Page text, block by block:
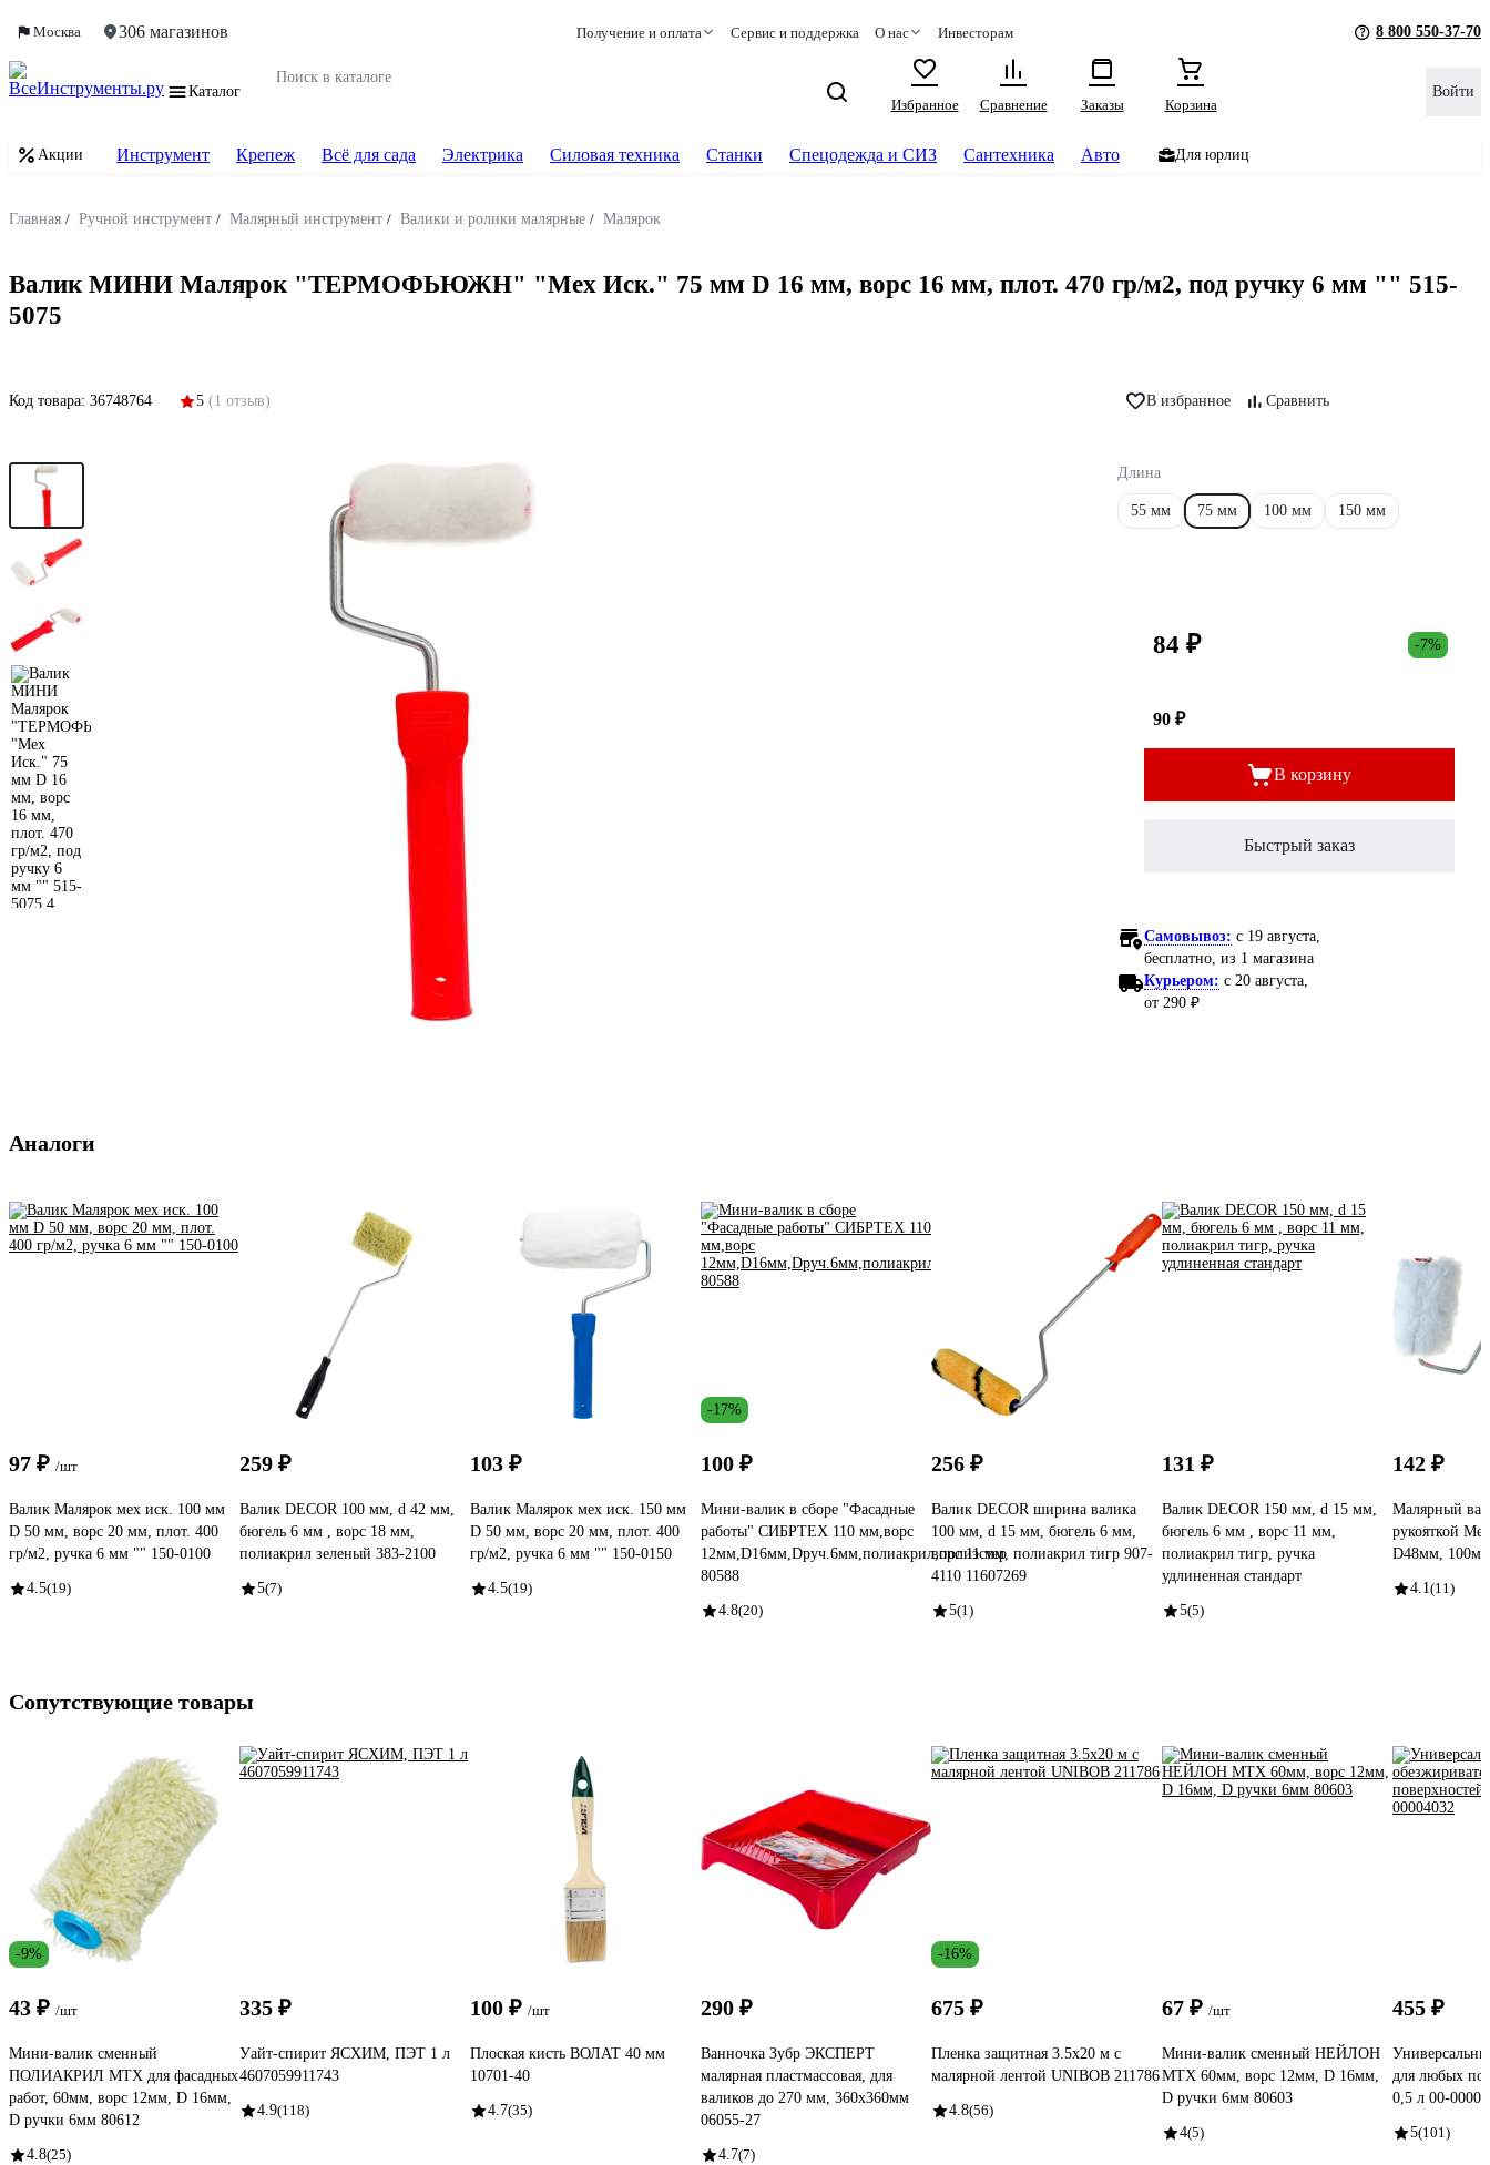
Москва 306 магазинов Получение и оплата Сервис и поддержка О нас Инвесторам 8 800 550-37-70
Каталог
Избранное
Сравнение Заказы Корзина
Войти
Акции Инструмент Крепеж Всё для сада Электрика Силовая техника Станки Спецодежда и СИЗ Сантехника Авто Для юрлиц
Главная / Ручной инструмент / Малярный инструмент / Валики и ролики малярные / Малярок
Валик МИНИ Малярок "ТЕРМОФЬЮЖН" "Мех Иск." 75 мм D 16 мм, ворс 16 мм, плот. 470 гр/м2, под ручку 6 мм "" 515-
5075
Код товара: 36748764 5 (1 отзыв) В избранное Сравнить
Длина
55 мм 75 мм 100 мм 150 мм
84 ₽ -7%
90 ₽
В корзину
Быстрый заказ
Самовывоз: c 19 августа,
бесплатно , из 1 магазина
Курьером: c 20 августа,
от 290 ₽
Аналоги
97 ₽ /шт
Валик Малярок мех иск. 100 мм
D 50 мм, ворс 20 мм, плот. 400
гр/м2, ручка 6 мм "" 150-0100
4.5(19)
259 ₽
Валик DECOR 100 мм, d 42 мм,
бюгель 6 мм , ворс 18 мм,
полиакрил зеленый 383-2100
5(7)
103 ₽
Валик Малярок мех иск. 150 мм
D 50 мм, ворс 20 мм, плот. 400
гр/м2, ручка 6 мм "" 150-0150
4.5(19)
-17%
100 ₽
Мини-валик в сборе "Фасадные
работы" СИБРТЕХ 110 мм,ворс
12мм,D16мм,Dруч.6мм,полиакрил,полиэстер
80588
4.8(20)
256 ₽
Валик DECOR ширина валика
100 мм, d 15 мм, бюгель 6 мм,
ворс 11 мм, полиакрил тигр 907-
4110 11607269
5(1)
131 ₽
Валик DECOR 150 мм, d 15 мм,
бюгель 6 мм , ворс 11 мм,
полиакрил тигр, ручка
удлиненная стандарт
5(5)
142 ₽
Малярный
рукояткой
D48мм,
4.1(11)
Сопутствующие товары
-9%
43 ₽ /шт
Мини-валик сменный
ПОЛИАКРИЛ MTX для фасадных
работ, 60мм, ворс 12мм, D 16мм,
D ручки 6мм 80612
4.8(25)
335 ₽
Уайт-спирит ЯСХИМ, ПЭТ 1 л
4607059911743
4.9(118)
100 ₽ /шт
Плоская кисть ВОЛАТ 40 мм
10701-40
4.7(35)
290 ₽
Ванночка Зубр ЭКСПЕРТ
малярная пластмассовая, для
валиков до 270 мм, 360x360мм
06055-27
4.7(7)
-16%
675 ₽
Пленка защитная 3.5х20 м с
малярной лентой UNIBOB 211786
4.8(56)
67 ₽ /шт
Мини-валик сменный НЕЙЛОН
MTX 60мм, ворс 12мм, D 16мм,
D ручки 6мм 80603
4(5)
455 ₽
для любых
0,5 л 00-
5(101)